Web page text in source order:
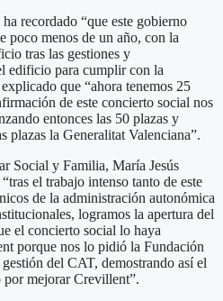
recordado “que este gobierno
poco menos de un año, con la
tras las gestiones y
edificio para cumplir con la
que “ahora tenemos 25
de este concierto social nos
entonces las 50 plazas y
plazas la Generalitat Valenciana”.
Social y Familia, María Jesús
el trabajo intenso tanto de este
de la administración autonómica
logramos la apertura del
el concierto social lo haya
porque nos lo pidió la Fundación
del CAT, demostrando así el
por mejorar Crevillent”.